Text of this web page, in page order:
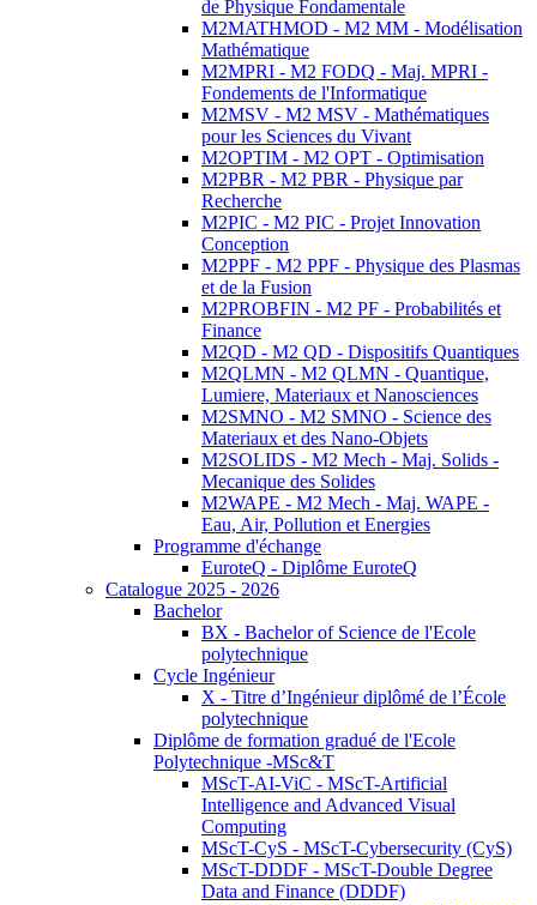
de Physique Fondamentale
M2MATHMOD - M2 MM - Modélisation
Mathématique
M2MPRI - M2 FODQ - Maj. MPRI -
Fondements de l'Informatique
M2MSV - M2 MSV - Mathématiques
pour les Sciences du Vivant
M2OPTIM - M2 OPT - Optimisation
M2PBR - M2 PBR - Physique par
Recherche
M2PIC - M2 PIC - Projet Innovation
Conception
M2PPF - M2 PPF - Physique des Plasmas
et de la Fusion
M2PROBFIN - M2 PF - Probabilités et
Finance
M2QD - M2 QD - Dispositifs Quantiques
M2QLMN - M2 QLMN - Quantique,
Lumiere, Materiaux et Nanosciences
M2SMNO - M2 SMNO - Science des
Materiaux et des Nano-Objets
M2SOLIDS - M2 Mech - Maj. Solids -
Mecanique des Solides
M2WAPE - M2 Mech - Maj. WAPE -
Eau, Air, Pollution et Energies
Programme d'échange
EuroteQ - Diplôme EuroteQ
Catalogue 2025 - 2026
Bachelor
BX - Bachelor of Science de l'Ecole
polytechnique
Cycle Ingénieur
X - Titre d’Ingénieur diplômé de l’École
polytechnique
Diplôme de formation gradué de l'Ecole
Polytechnique -MSc&T
MScT-AI-ViC - MScT-Artificial
Intelligence and Advanced Visual
Computing
MScT-CyS - MScT-Cybersecurity (CyS)
MScT-DDDF - MScT-Double Degree
Data and Finance (DDDF)